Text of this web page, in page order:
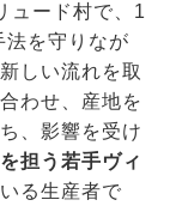
ュード村で、1
を守りなが
しい流れを取
わせ、産地を
、影響を受け
担う若手ヴィ
る生産者で